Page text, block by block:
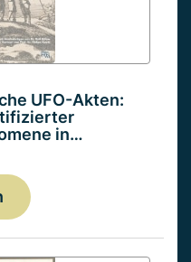
UFO-Akten:
in…